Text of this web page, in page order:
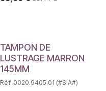
TAMPON DE
LUSTRAGE MARRON
145MM
Réf. 0020.9405.01 (#SIA#)